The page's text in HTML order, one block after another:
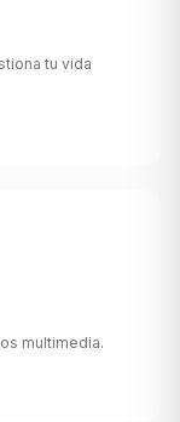
tu vida
multimedia.